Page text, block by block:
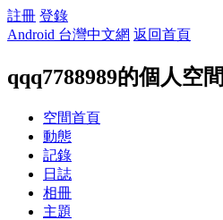
註冊 登錄
Android 台灣中文網 返回首頁
qqq7788989的個人空間
空間首頁
動態
記錄
日誌
相冊
主題